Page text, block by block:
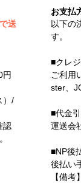
送
円
）/
認
お支払
以下の
す。
■クレ
ご利用
ster、
■代金
運送会
■NP後
後払い
【備考】